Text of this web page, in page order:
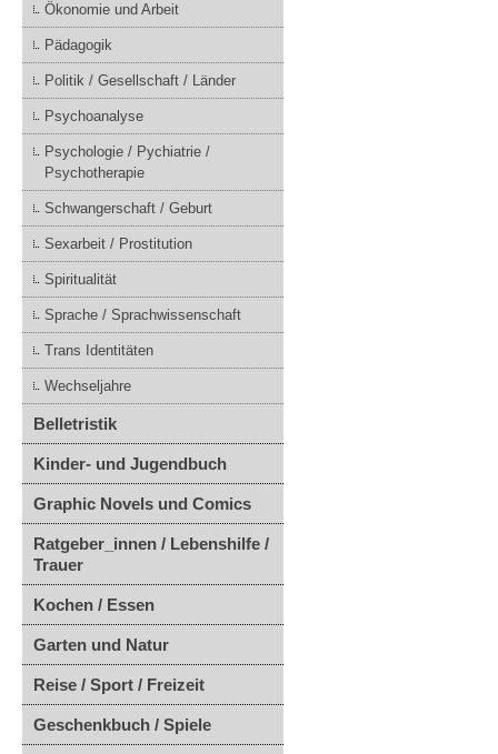
Ökonomie und Arbeit
Pädagogik
Politik / Gesellschaft / Länder
Psychoanalyse
Psychologie / Pychiatrie /
Psychotherapie
Schwangerschaft / Geburt
Sexarbeit / Prostitution
Spiritualität
Sprache / Sprachwissenschaft
Trans Identitäten
Wechseljahre
Belletristik
Kinder- und Jugendbuch
Graphic Novels und Comics
Ratgeber_innen / Lebenshilfe /
Trauer
Kochen / Essen
Garten und Natur
Reise / Sport / Freizeit
Geschenkbuch / Spiele